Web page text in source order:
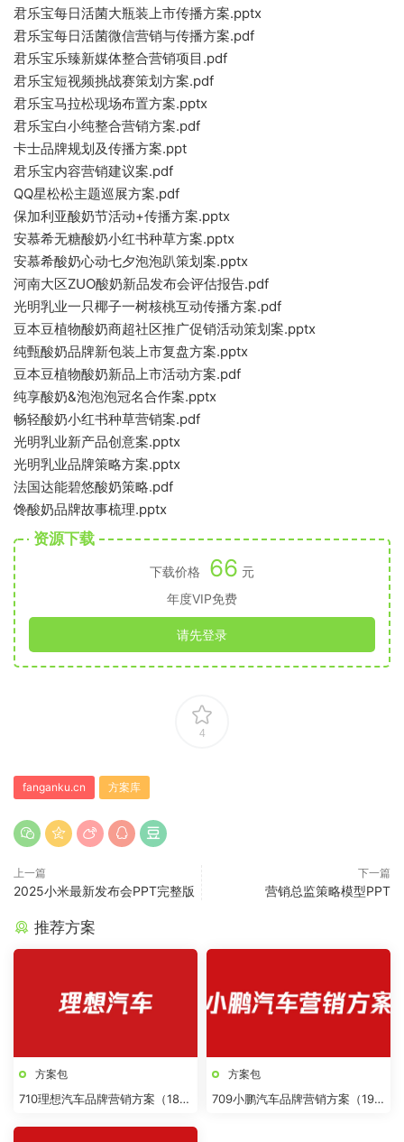
君乐宝每日活菌大瓶装上市传播方案.pptx
君乐宝每日活菌微信营销与传播方案.pdf
君乐宝乐臻新媒体整合营销项目.pdf
君乐宝短视频挑战赛策划方案.pdf
君乐宝马拉松现场布置方案.pptx
君乐宝白小纯整合营销方案.pdf
卡士品牌规划及传播方案.ppt
君乐宝内容营销建议案.pdf
QQ星松松主题巡展方案.pdf
保加利亚酸奶节活动+传播方案.pptx
安慕希无糖酸奶小红书种草方案.pptx
安慕希酸奶心动七夕泡泡趴策划案.pptx
河南大区ZUO酸奶新品发布会评估报告.pdf
光明乳业一只椰子一树核桃互动传播方案.pdf
豆本豆植物酸奶商超社区推广促销活动策划案.pptx
纯甄酸奶品牌新包装上市复盘方案.pptx
豆本豆植物酸奶新品上市活动方案.pdf
纯享酸奶&泡泡泡冠名合作案.pptx
畅轻酸奶小红书种草营销案.pdf
光明乳业新产品创意案.pptx
光明乳业品牌策略方案.pptx
法国达能碧悠酸奶策略.pdf
馋酸奶品牌故事梳理.pptx
资源下载
下载价格 66 元
年度VIP免费
请先登录
4
fanganku.cn 方案库
上一篇
2025小米最新发布会PPT完整版
下一篇
营销总监策略模型PPT
推荐方案
方案包
710理想汽车品牌营销方案（18
方案包
709小鹏汽车品牌营销方案（19